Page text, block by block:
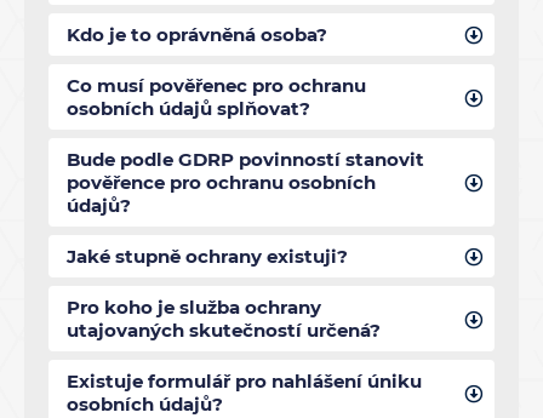
Kdo je to oprávněná osoba?
Co musí pověřenec pro ochranu
osobních údajů splňovat?
Bude podle GDRP povinností stanovit
pověřence pro ochranu osobních
údajů?
Jaké stupně ochrany existuji?
Pro koho je služba ochrany
utajovaných skutečností určená?
Existuje formulář pro nahlášení úniku
osobních údajů?